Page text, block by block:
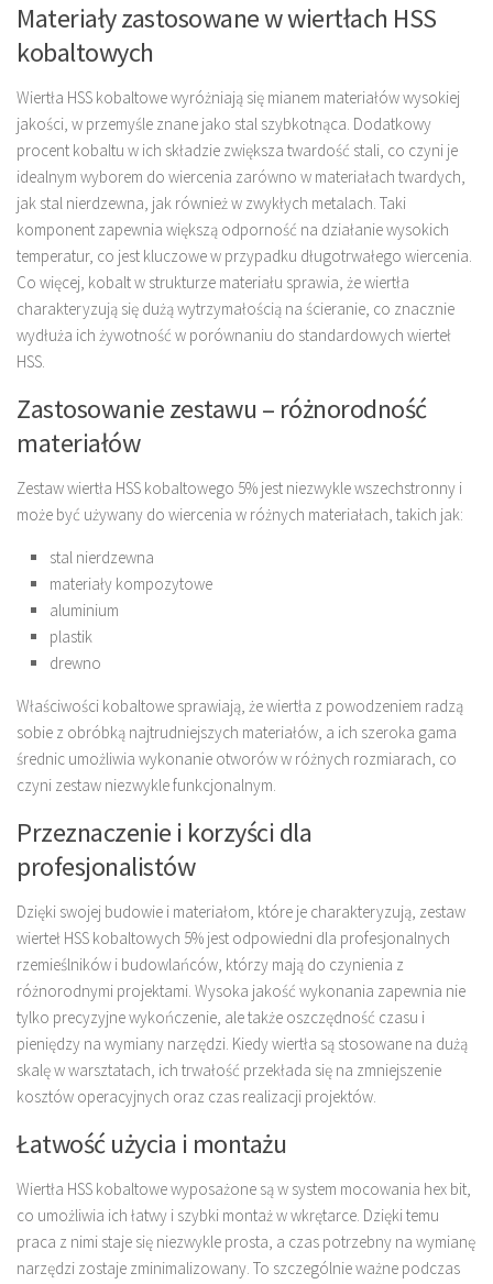
Materiały zastosowane w wiertłach HSS
kobaltowych
Wiertła HSS kobaltowe wyróżniają się mianem materiałów wysokiej
jakości, w przemyśle znane jako stal szybkotnąca. Dodatkowy
procent kobaltu w ich składzie zwiększa twardość stali, co czyni je
idealnym wyborem do wiercenia zarówno w materiałach twardych,
jak stal nierdzewna, jak również w zwykłych metalach. Taki
komponent zapewnia większą odporność na działanie wysokich
temperatur, co jest kluczowe w przypadku długotrwałego wiercenia.
Co więcej, kobalt w strukturze materiału sprawia, że wiertła
charakteryzują się dużą wytrzymałością na ścieranie, co znacznie
wydłuża ich żywotność w porównaniu do standardowych wierteł
HSS.
Zastosowanie zestawu – różnorodność
materiałów
Zestaw wiertła HSS kobaltowego 5% jest niezwykle wszechstronny i
może być używany do wiercenia w różnych materiałach, takich jak:
stal nierdzewna
materiały kompozytowe
aluminium
plastik
drewno
Właściwości kobaltowe sprawiają, że wiertła z powodzeniem radzą
sobie z obróbką najtrudniejszych materiałów, a ich szeroka gama
średnic umożliwia wykonanie otworów w różnych rozmiarach, co
czyni zestaw niezwykle funkcjonalnym.
Przeznaczenie i korzyści dla
profesjonalistów
Dzięki swojej budowie i materiałom, które je charakteryzują, zestaw
wierteł HSS kobaltowych 5% jest odpowiedni dla profesjonalnych
rzemieślników i budowlańców, którzy mają do czynienia z
różnorodnymi projektami. Wysoka jakość wykonania zapewnia nie
tylko precyzyjne wykończenie, ale także oszczędność czasu i
pieniędzy na wymiany narzędzi. Kiedy wiertła są stosowane na dużą
skalę w warsztatach, ich trwałość przekłada się na zmniejszenie
kosztów operacyjnych oraz czas realizacji projektów.
Łatwość użycia i montażu
Wiertła HSS kobaltowe wyposażone są w system mocowania hex bit,
co umożliwia ich łatwy i szybki montaż w wkrętarce. Dzięki temu
praca z nimi staje się niezwykle prosta, a czas potrzebny na wymianę
narzędzi zostaje zminimalizowany. To szczególnie ważne podczas